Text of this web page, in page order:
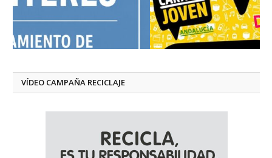
VÍDEO CAMPAÑA RECICLAJE